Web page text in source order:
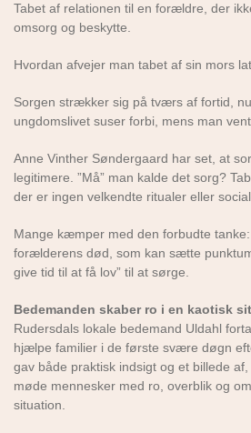
Tabet af relationen til en forældre, der
omsorg og beskytte.
Hvordan afvejer man tabet af sin mors
Sorgen strækker sig på tværs af fortid,
ungdomslivet suser forbi, mens man
Anne Vinther Søndergaard har set, at
legitimere. ”Må” man kalde det sorg?
der er ingen velkendte ritualer eller
Mange kæmper med den forbudte tanke:
forælderens død, som kan sætte
give tid til at få lov” til at sørge.
Bedemanden skaber ro i en kaotisk
Rudersdals lokale bedemand Uldahl
hjælpe familier i de første svære døgn
gav både praktisk indsigt og et billede
møde mennesker med ro, overblik og
situation.